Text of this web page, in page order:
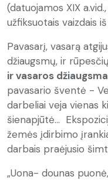
(datuojamos XIX
užfiksuotais vaizdais
Pavasarį, vasarą
džiaugsmų, ir
ir vasaros
pavasario šventė -
darbeliai veja vienas
šienapjūtė...
žemės įdirbimo
darbais praėjusio
„Uona- dounas